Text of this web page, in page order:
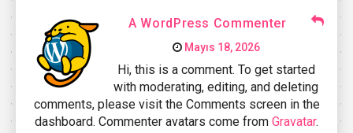
A WordPress Commenter
Mayıs 18, 2026
Hi, this is a comment. To get started
with moderating, editing, and deleting
comments, please visit the Comments screen in the
dashboard. Commenter avatars come from Gravatar.